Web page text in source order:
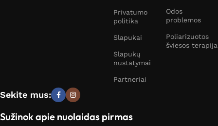
Privatumo
politika
Slapukai
Slapukų
nustatymai
Partneriai
Odos
problemos
Poliarizuotos
šviesos terapija
Sekite mus:
Sužinok apie nuolaidas pirmas